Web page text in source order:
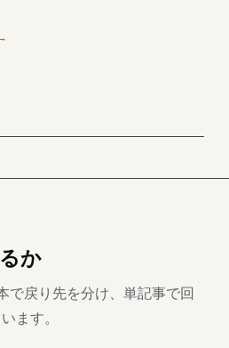
か
で戻り先を分け、単記事で回
ます。